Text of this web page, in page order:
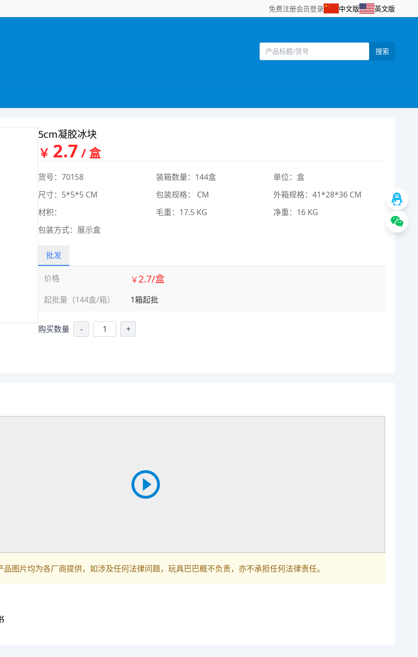
免费注册会员登录 中文版 英文版
搜索
5cm凝胶冰块
￥ 2.7 / 盒
货号：70158 装箱数量：144盒
单位：盒
尺寸：5*5*5 CM
包装规格： CM
外箱规格：41*28*36 CM
材积：
毛重：17.5 KG
净重：16 KG
包装方式：展示盒
批发
价格
起批量（144盒/箱）
￥2.7/盒
1箱起批
购买数量 - +
图片均为各厂商提供，如涉及任何法律问题，玩具巴巴概不负责，亦不承担任何法律责任。